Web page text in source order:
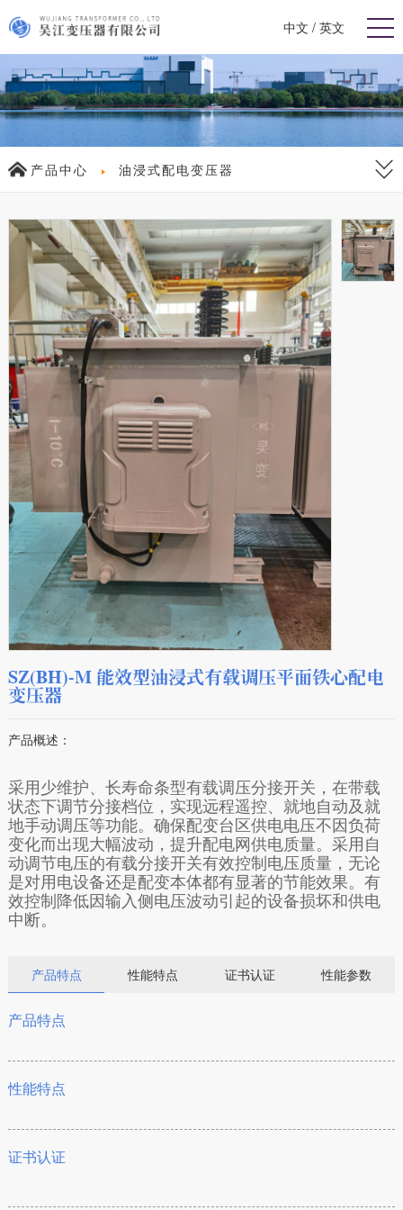
中文 / 英文
产品中心 油浸式配电变压器
SZ(BH)-M 能效型油浸式有载调压平面铁心配电
变压器
产品概述：
采用少维护、长寿命条型有载调压分接开关，在带载
状态下调节分接档位，实现远程遥控、就地自动及就
地手动调压等功能。确保配变台区供电电压不因负荷
变化而出现大幅波动，提升配电网供电质量。采用自
动调节电压的有载分接开关有效控制电压质量，无论
是对用电设备还是配变本体都有显著的节能效果。有
效控制降低因输入侧电压波动引起的设备损坏和供电
中断。
产品特点 性能特点 证书认证 性能参数
产品特点
性能特点
证书认证